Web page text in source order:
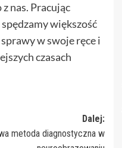
nas. Pracując
większość
w swoje ręce i
czasach
Dalej:
metoda diagnostyczna w